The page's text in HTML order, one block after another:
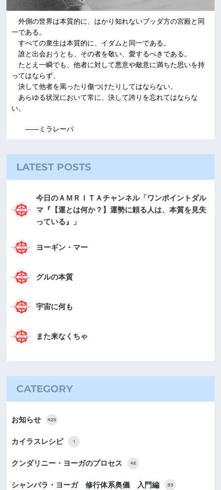
外側の世界は本質的に、はかり知れないブッダ方の宮殿と同
一である。
すべての衆生は本質的に、イダムと同一である。
誰と出会おうとも、その者を敬い、愛するべきである。
たとえ一瞬でも、他者に対して悪意や敵意に満ちた思いを持
ってはならず、
決して他者を罵ったり傷つけたりしてはならない。
あらゆる状況において常に、決して誇りを忘れてはならな
い。
――ミラレーパ
LATEST POSTS
今日のＡＭＲＩＴＡチャンネル「ワンポイントダル
マ『【運とは何か？】運勢に頼る人は、本質を見失
っている』」
ヨーギン・マー
グルの本質
宇宙に何も
また来なくちゃ
CATEGORY
お知らせ 425
カイラスレシピ 1
クンダリニー・ヨーガのプロセス 45
シャンバラ・ヨーガ 修行体系奥儀 入門編 83